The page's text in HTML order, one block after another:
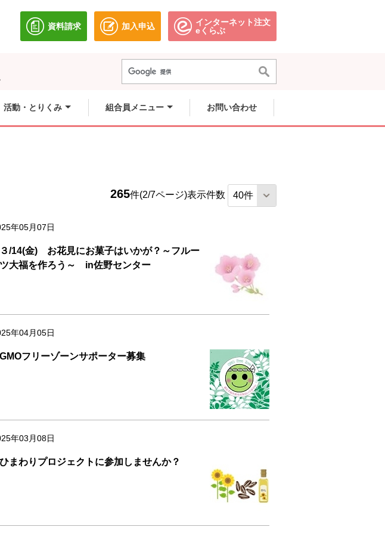
資料請求
別のウィンドウで開きます。
加入申込
別のウィンドウで開きます。
インターネット注文
eくらぶ別のウィンドウで開きます。
活動・とりくみ 組合員メニュー お問い合わせ
265件(2/7ページ)表示件数
年05月07日
３/14(金) お花見にお菓子はいかが？～フルー
ツ大福を作ろう～ in佐野センター
年04月05日
GMOフリーゾーンサポーター募集
年03月08日
ひまわりプロジェクトに参加しませんか？